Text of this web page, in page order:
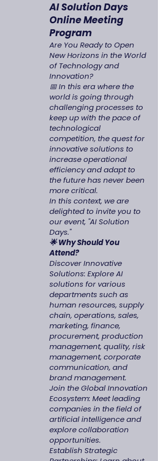
AI Solution Days
Online Meeting
Program
Are You Ready to Open
New Horizons in the World
of Technology and
Innovation?
📅 In this era where the
world is going through
challenging processes to
keep up with the pace of
technological
competition, the quest for
innovative solutions to
increase operational
efficiency and adapt to
the future has never been
more critical.
In this context, we are
delighted to invite you to
our event, "AI Solution
Days."
🌟 Why Should You
Attend?
Discover Innovative
Solutions: Explore AI
solutions for various
departments such as
human resources, supply
chain, operations, sales,
marketing, finance,
procurement, production
management, quality, risk
management, corporate
communication, and
brand management.
Join the Global Innovation
Ecosystem: Meet leading
companies in the field of
artificial intelligence and
explore collaboration
opportunities.
Establish Strategic